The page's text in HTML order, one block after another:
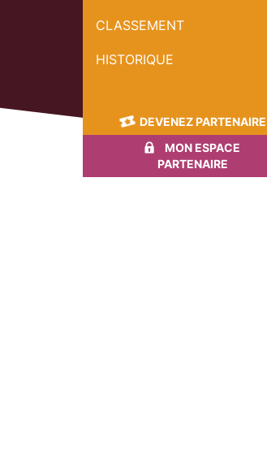
CLASSEMENT
HISTORIQUE
DEVENEZ PARTENAIRE
MON ESPACE
PARTENAIRE